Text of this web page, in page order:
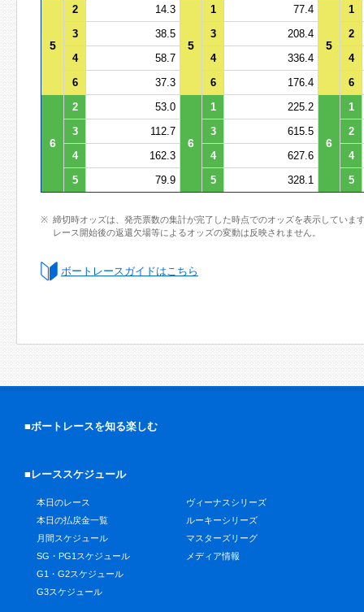
5
2 14.3
5
1 77.4
5
1
3
38.5 3 208.4
2
4
58.7 4 336.4
4
6
37.3 6 176.4 6
6
2 53.0
6
1 225.2
6
1
3
112.7 3 615.5
2
4
162.3 4 627.6
4
5
79.9 5 328.1 5
締切時オッズは、発売票数の集計が完了した時点でのオッズを表示していま
レース開始後の返還欠場等によるオッズの変動は反映されません。
ボートレースガイドはこちら
■ボートレースを知る楽しむ
■レーススケジュール
本日のレース
本日の払戻金一覧
月間スケジュール
SG・PG1スケジュール
G1・G2スケジュール
G3スケジュール
ヴィーナスシリーズ
ルーキーシリーズ
マスターズリーグ
メディア情報